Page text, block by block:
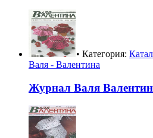
• Категория:
Валя - Валентина
Журнал Валя